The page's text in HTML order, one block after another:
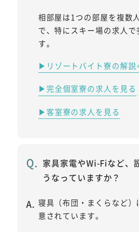
相部屋は1つの部屋を複数
で、特にスキー場の求人で
す。
▶リゾートバイト寮の解説
▶完全個室寮の求人を見る
▶客室寮の求人を見る
家具家電やWi-Fiなど、
うなっていますか？
寝具（布団・まくらなど）
意されています。